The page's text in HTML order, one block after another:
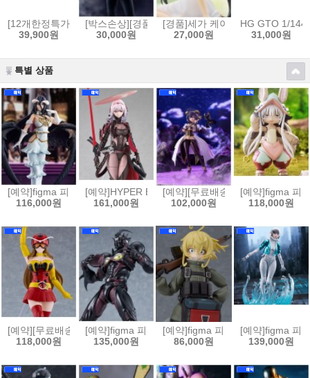
[12개한정특가]HG 1/100 VF-19 改 파이어 발키리 사운드 부스터 장
39,900원
[박스손상][경품]세가 주술회전 FIGURIZMα 피규어
30,000원
[경품]세가 케이온! 유메미라이즈
27,000원
HG GTO 1/144
31,000원
특별 상품
[예약]figma 피그마 오버로드 - 알베도[4580828665569]
116,000원
[예약]HYPER BODY 하이퍼 바디 승리의 여신 니케
161,000원
[예약][무료배송]figma 피그마 마
102,000원
[예약]figma 피
118,000원
[예약][무료배송]figma 피그마 토지마 탄자부로는 가면라이더가 되고
118,000원
[예약]figma 피그마 강식장갑 가이버 - 가이버 3 얼
135,000원
[예약]figma 피그마 극장판 유녀
86,000원
[예약]figma 피
139,000원